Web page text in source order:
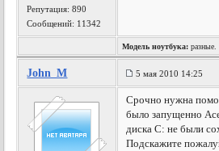
Репутация:890
Сообщений: 11342
Модель ноутбука: разные.
John_M 5 мая 2010 14:25
Срочно нужна
было запущенно
диска С: не были
Подскажите